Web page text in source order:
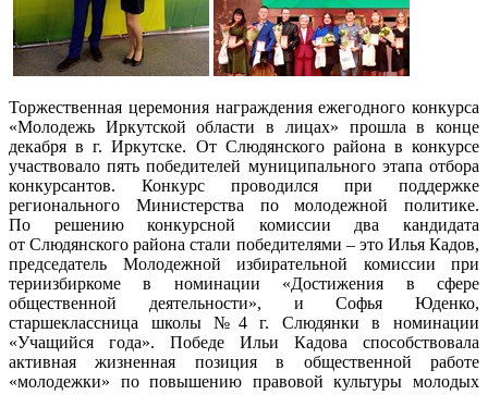
Торжественная церемония награждения ежегодного конкурса
«Молодежь Иркутской области в лицах» прошла в конце
декабря в г. Иркутске. От Слюдянского района в конкурсе
участвовало пять победителей муниципального этапа отбора
конкурсантов. Конкурс проводился при поддержке
регионального Министерства по молодежной политике.
По решению конкурсной комиссии два кандидата
от Слюдянского района стали победителями – это Илья Кадов,
председатель Молодежной избирательной комиссии при
териизбиркоме в номинации «Достижения в сфере
общественной деятельности», и Софья Юденко,
старшеклассница школы №4 г. Слюдянки в номинации
«Учащийся года». Победе Ильи Кадова способствовала
активная жизненная позиция в общественной работе
«молодежки» по повышению правовой культуры молодых